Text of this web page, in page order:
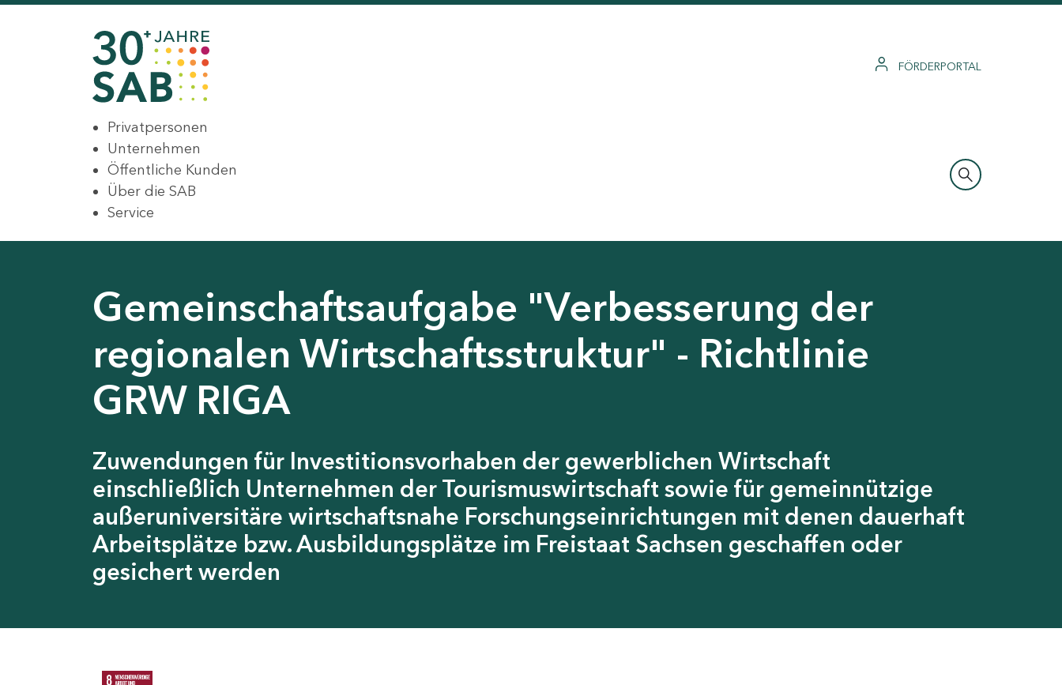
FÖRDERPORTAL
Privatpersonen
Unternehmen
Öffentliche Kunden
Über die SAB
Service
Gemeinschaftsaufgabe "Verbesserung der
regionalen Wirtschaftsstruktur" - Richtlinie
GRW RIGA
Zuwendungen für Investitionsvorhaben der gewerblichen Wirtschaft
einschließlich Unternehmen der Tourismuswirtschaft sowie für gemeinnützige
außeruniversitäre wirtschaftsnahe Forschungseinrichtungen mit denen dauerhaft
Arbeitsplätze bzw. Ausbildungsplätze im Freistaat Sachsen geschaffen oder
gesichert werden